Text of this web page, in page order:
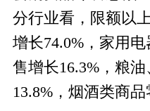
分行业看， 限额以
增长74.0%，家用
售增长16.3%，粮
13.8%，烟酒类商品